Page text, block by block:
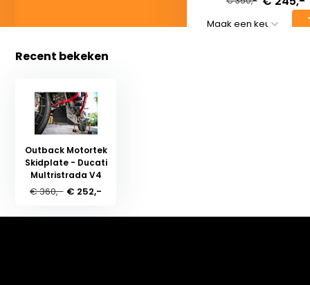
Recent bekeken
Outback Motortek
Skidplate - Ducati
Multristrada V4
€ 360,- € 252,-